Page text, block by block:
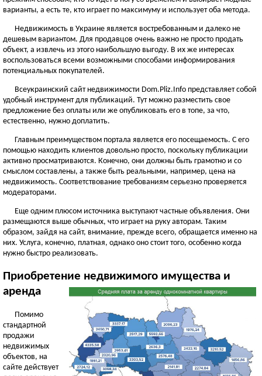
варианты, а есть те, кто играет по максимуму и использует оба метода.
Недвижимость в Украине является востребованным и далеко не
дешевым вариантом. Для продавцов очень важно не просто продать
объект, а извлечь из этого наибольшую выгоду. В их же интересах
воспользоваться всеми возможными способами информирования
потенциальных покупателей.
Всеукраинский сайт недвижимости Dom.Pliz.Info представляет собой
удобный инструмент для публикаций. Тут можно разместить свое
предложение без оплаты или же опубликовать его в топе, за что,
естественно, нужно доплатить.
Главным преимуществом портала является его посещаемость. С его
помощью находить клиентов довольно просто, поскольку публикации
активно просматриваются. Конечно, они должны быть грамотно и со
смыслом составлены, а также быть реальными, например, цена на
недвижимость. Соответствование требованиям серьезно проверяется
модераторами.
Еще одним плюсом источника выступают частные объявления. Они
размещаются выше обычных, что играет на руку авторам. Таким
образом, зайдя на сайт, внимание, прежде всего, обращается именно на
них. Услуга, конечно, платная, однако оно стоит того, особенно когда
нужно быстро реализовать.
Приобретение недвижимого имущества и
аренда
Помимо
стандартной
продажи
недвижимых
объектов, на
сайте действует